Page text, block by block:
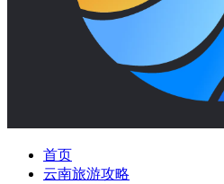
首页
云南旅游攻略